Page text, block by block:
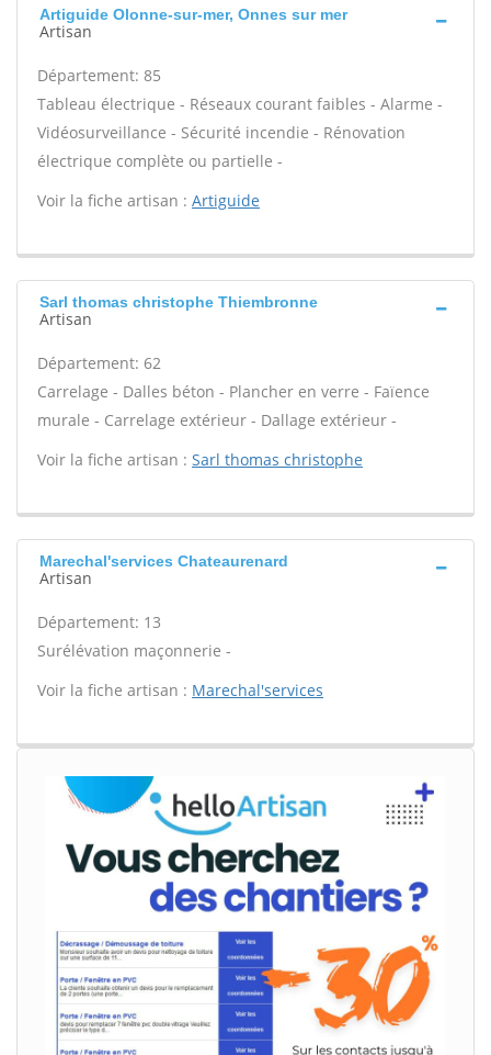
Artiguide Olonne-sur-mer, Onnes sur mer
Artisan
Département: 85
Tableau électrique - Réseaux courant faibles - Alarme -
Vidéosurveillance - Sécurité incendie - Rénovation
électrique complète ou partielle -
Voir la fiche artisan : Artiguide
Sarl thomas christophe Thiembronne
Artisan
Département: 62
Carrelage - Dalles béton - Plancher en verre - Faïence
murale - Carrelage extérieur - Dallage extérieur -
Voir la fiche artisan : Sarl thomas christophe
Marechal'services Chateaurenard
Artisan
Département: 13
Surélévation maçonnerie -
Voir la fiche artisan : Marechal'services